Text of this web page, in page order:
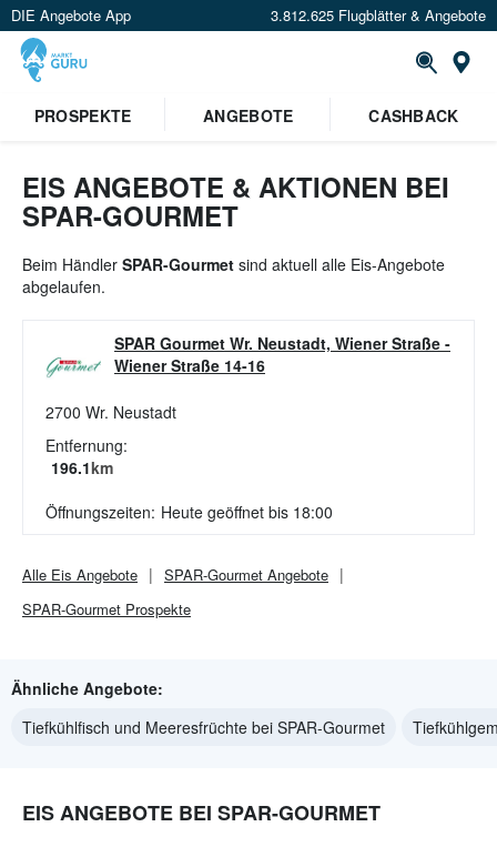
DIE Angebote App 3.812.625 Flugblätter & Angebote
Standort festlegen
PROSPEKTE ANGEBOTE CASHBACK
EIS ANGEBOTE & AKTIONEN BEI
SPAR-GOURMET
Beim Händler SPAR-Gourmet sind aktuell alle Eis-Angebote
abgelaufen.
SPAR Gourmet Wr. Neustadt, Wiener Straße -
Wiener Straße 14-16
2700 Wr. Neustadt
Entfernung:
196.1km
Öffnungszeiten: Heute geöffnet bis 18:00
Alle Eis Angebote SPAR-Gourmet Angebote
SPAR-Gourmet Prospekte
Ähnliche Angebote:
Tiefkühlfisch und Meeresfrüchte bei SPAR-Gourmet
EIS ANGEBOTE BEI SPAR-GOURMET